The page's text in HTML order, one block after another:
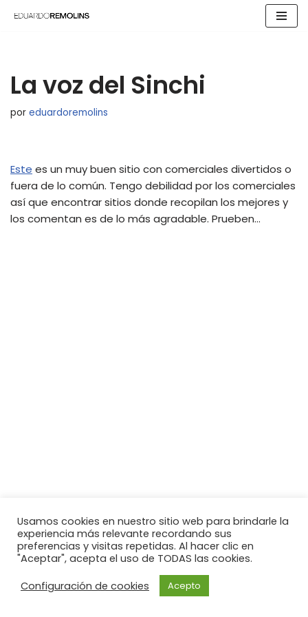
La voz del Sinchi
por eduardoremolins
Este es un muy buen sitio con comerciales divertidos o
fuera de lo común. Tengo debilidad por los comerciales
así que encontrar sitios donde recopilan los mejores y
los comentan es de lo más agradable. Prueben…
Usamos cookies en nuestro sitio web para brindarle la
experiencia más relevante recordando sus
preferencias y visitas repetidas. Al hacer clic en
"Aceptar", acepta el uso de TODAS las cookies.
Configuración de cookies
Acepto